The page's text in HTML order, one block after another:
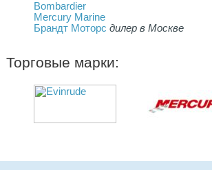
Bombardier
Mercury Marine
Брандт Моторс дилер в Москве
Торговые марки: